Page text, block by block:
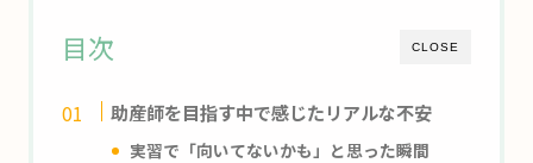
CLOSE
目次
助産師を目指す中で感じたリアルな不安
実習で「向いてないかも」と思った瞬間